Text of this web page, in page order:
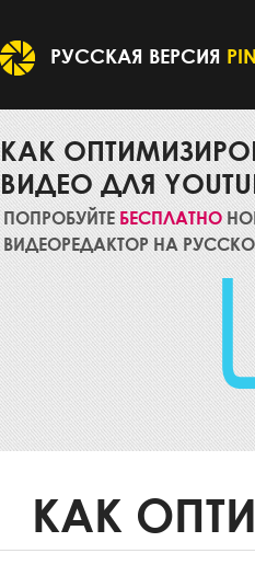
РУССКАЯ ВЕРСИЯ
КАК
ВИДЕО ДЛЯ
ПОПРОБУЙТЕБЕСПЛАТНО
ВИДЕОРЕДАКТОР НА
КАК